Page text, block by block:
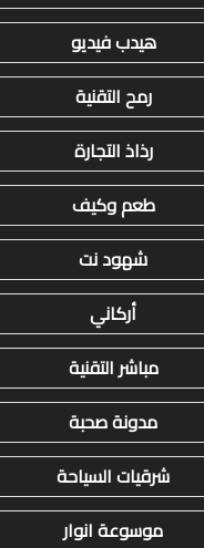
هيدب فيديو
رمح التقنية
رذاذ التجارة
طعم وكيف
شهود نت
أركاني
مباشر التقنية
مدونة صحبة
شرقيات السياحة
موسوعة انوار